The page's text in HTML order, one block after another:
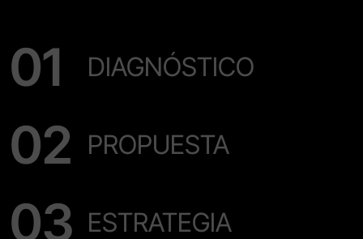
DIAGNÓSTICO
PROPUESTA
ESTRATEGIA